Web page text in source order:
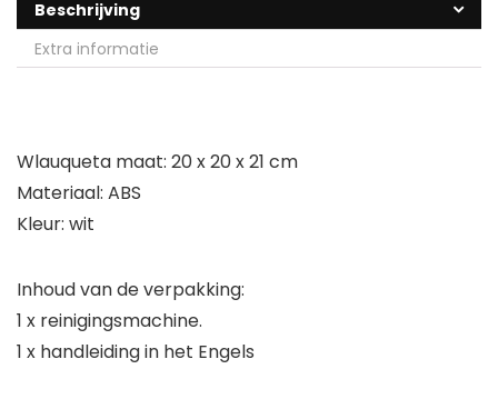
Beschrijving
Extra informatie
Wlauqueta maat: 20 x 20 x 21 cm
Materiaal: ABS
Kleur: wit
Inhoud van de verpakking:
1 x reinigingsmachine.
1 x handleiding in het Engels